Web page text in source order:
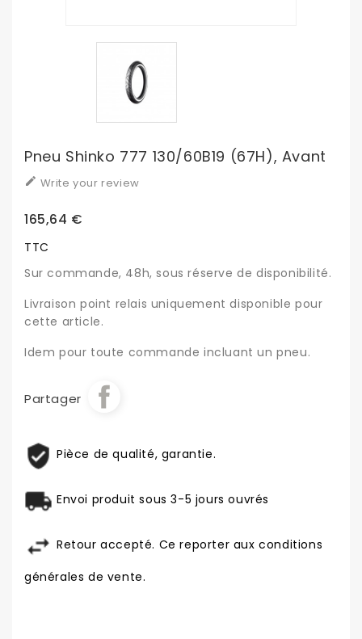
Pneu Shinko 777 130/60B19 (67H), Avant
 Write your review
165,64 €
TTC
Sur commande, 48h, sous réserve de disponibilité.
Livraison point relais uniquement disponible pour
cette article.
Idem pour toute commande incluant un pneu.
Partager
Pièce de qualité, garantie.
Envoi produit sous 3-5 jours ouvrés
Retour accepté. Ce reporter aux conditions
générales de vente.